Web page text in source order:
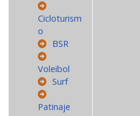
Cicloturism
o
BSR
Voleibol
Surf
Patinaje